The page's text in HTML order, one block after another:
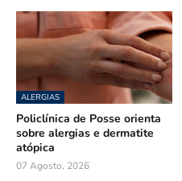
ALERGIAS
Policlínica de Posse orienta
sobre alergias e dermatite
atópica
07 Agosto, 2026